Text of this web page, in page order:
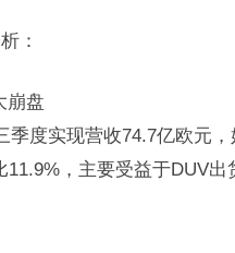
：
崩盘
季度实现营收74.7亿欧元
，主要受益于DUV